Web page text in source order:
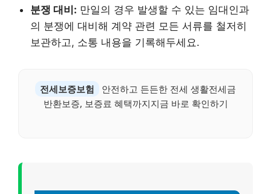
분쟁 대비: 만일의 경우 발생할 수 있는 임대인과
의 분쟁에 대비해 계약 관련 모든 서류를 철저히
보관하고, 소통 내용을 기록해두세요.
전세보증보험
안전하고 든든한 전세 생활전세금
반환보증, 보증료 혜택까지지금 바로 확인하기